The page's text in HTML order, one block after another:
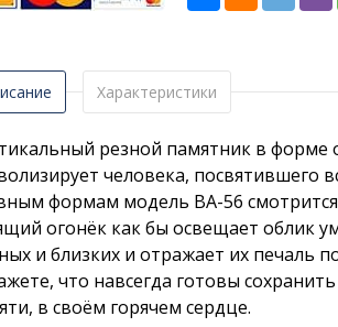
Характеристики
резной памятник в форме
человека, посвятившего
формам модель ВА-56
огонёк как бы освещает облик
и близких и отражает их печаль
что навсегда готовы
в своём горячем сердце.